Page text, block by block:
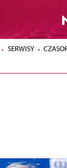
SERWISY